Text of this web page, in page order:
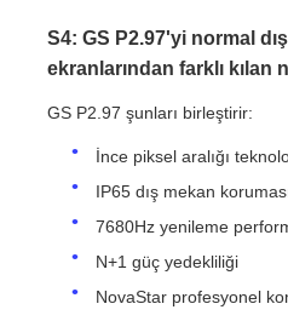
S4: GS P2.97'yi normal
ekranlarından farklı kılan
GS P2.97 şunları birleştirir:
İnce piksel aralığı
IP65 dış mekan
7680Hz yenileme
N+1 güç yedekliliği
NovaStar profesyonel